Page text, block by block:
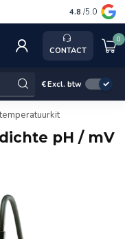
Service,
4.8 /5.0
CONTACT
0
€Excl. btw
pH / mV